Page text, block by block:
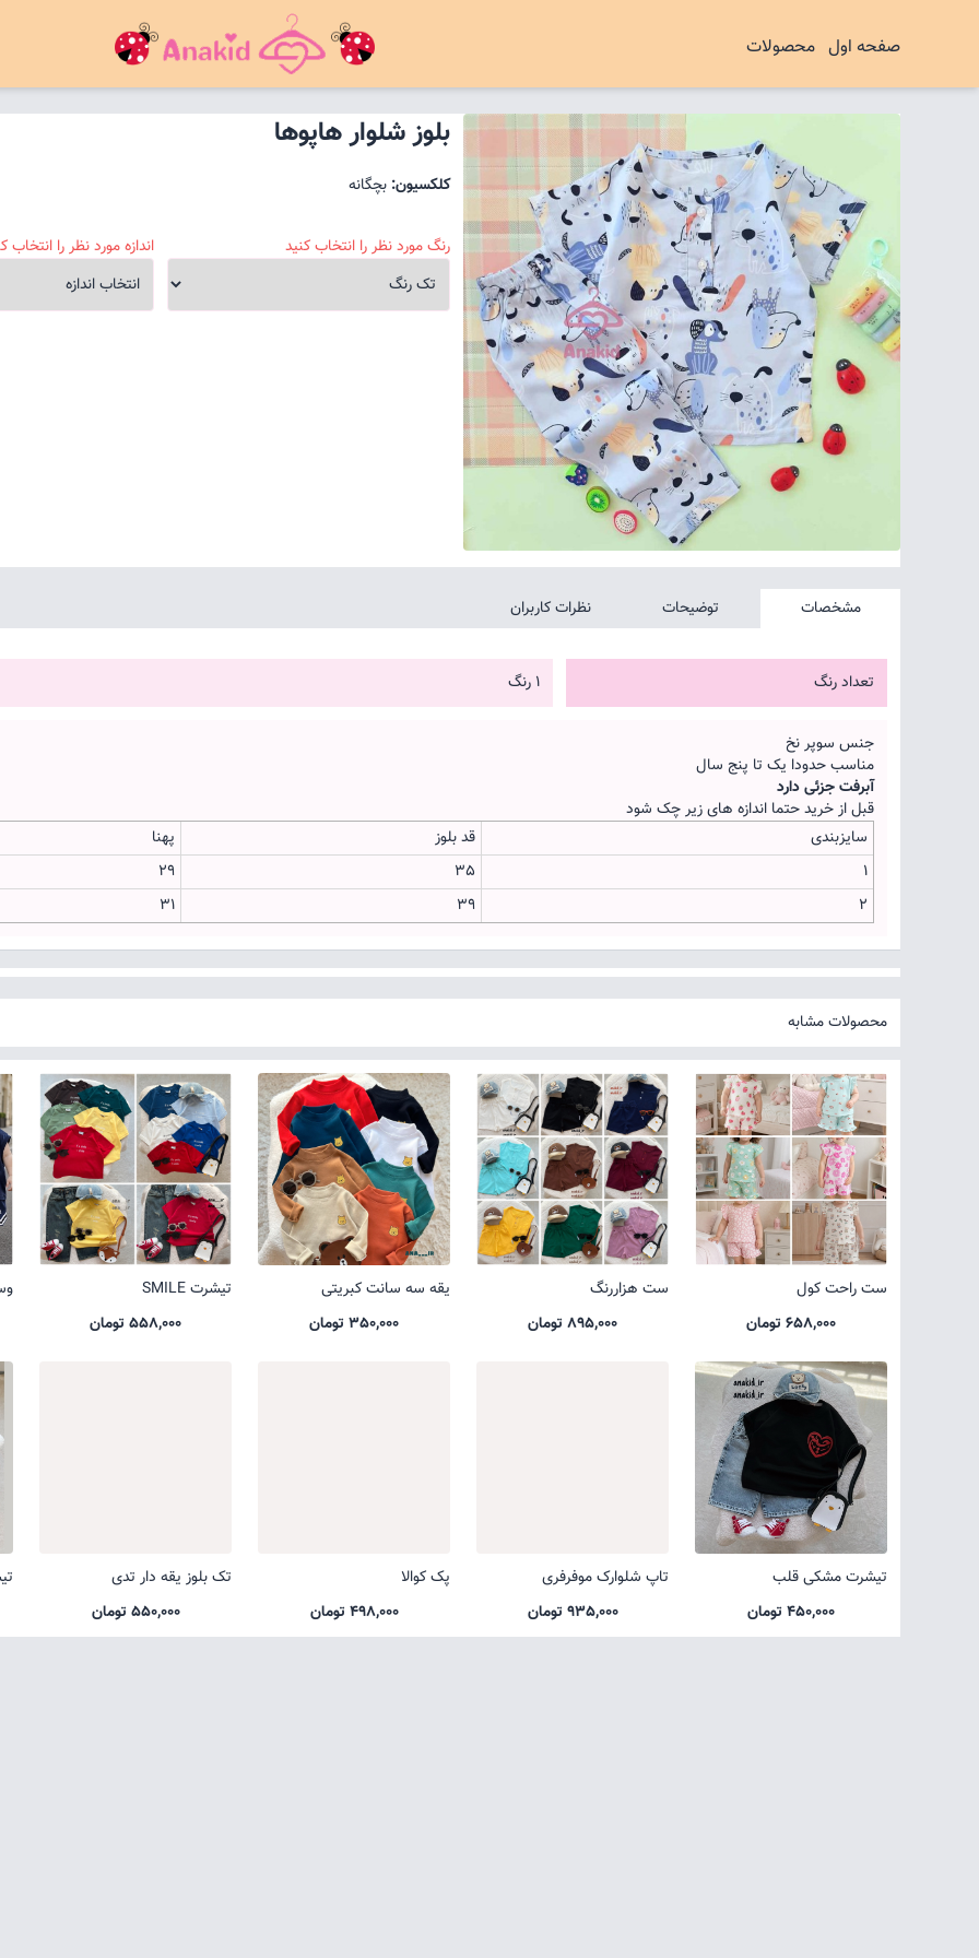
صفحه اول محصولات
بلوز شلوار هاپوها
کلکسیون: بچگانه
رنگ مورد نظر را انتخاب کنید اندازه مورد نظر را انتخاب
مشخصات توضیحات نظرات کاربران
تعداد رنگ 1 رنگ
جنس سوپر نخ
مناسب حدودا یک تا پنج سال
آبرفت جزئی دارد
قبل از خرید حتما اندازه های زیر چک شود
سایزبندی
قد بلوز پهنا
1
35
29
2
39
31
محصولات مشابه
ست راحت کول
658,000 تومان
ست هزاررنگ
895,000 تومان
یقه سه سانت کبریتی
350,000 تومان
تیشرت SMILE
558,000 تومان
تیشرت مشکی قلب
450,000 تومان
تاپ شلوارک موفرفری
935,000 تومان
پک کوالا
498,000 تومان
تک بلوز یقه دار تدی
550,000 تومان